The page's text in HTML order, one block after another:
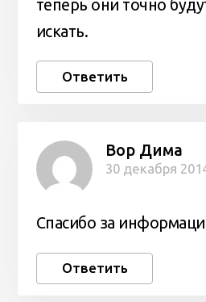
теперь они точно
искать.
Ответить
Вор Дима
30 декабря
Спасибо за
Ответить